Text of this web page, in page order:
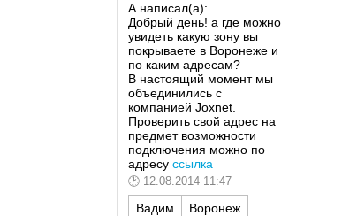
А написал(а):
Добрый день! а где можно
увидеть какую зону вы
покрываете в Воронеже и
по каким адресам?
В настоящий момент мы
объединились с
компанией Joxnet.
Проверить свой адрес на
предмет возможности
подключения можно по
адресу ссылка
12.08.2014 11:47
Вадим Воронеж